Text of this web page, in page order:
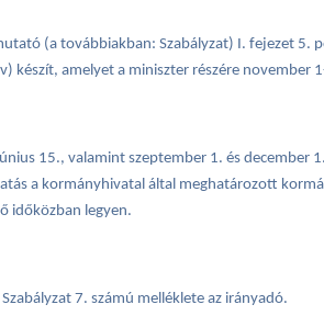
(a továbbiakban: Szabályzat) I. fejezet 5.
készít, amelyet a miniszter részére november
15., valamint szeptember 1. és
a kormányhivatal által meghatározott
időközban legyen.
7. számú melléklete az irányadó.